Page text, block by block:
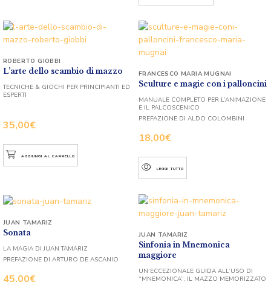
L’arte dello scambio di mazzo
35,00€
ROBERTO GIOBBI
TECNICHE & GIOCHI PER PRINCIPIANTI ED
ESPERTI
AGGIUNGI AL CARRELLO
Sculture e magie con i palloncini
18,00€
FRANCESCO MARIA MUGNAI
MANUALE COMPLETO PER L’ANIMAZIONE
E IL PALCOSCENICO
PREFAZIONE DI ALDO COLOMBINI
LEGGI TUTTO
Sonata
45,00€
JUAN TAMARIZ
LA MAGIA DI JUAN TAMARIZ
PREFAZIONE DI ARTURO DE ASCANIO
Sinfonia in Mnemonica
maggiore
JUAN TAMARIZ
UN’ECCEZIONALE GUIDA ALL’USO DI
“MNEMONICA”, IL MAZZO MEMORIZZATO